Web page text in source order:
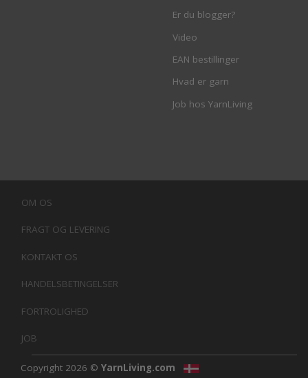
Er du blogger?
Video
EAN bestillinger
Hvad er garn
Job hos YarnLiving
OM OS
FRAGT OG LEVERING
KONTAKT OS
HANDELSBETINGELSER
FORTROLIGHED
JOB
Copyright 2026 © YarnLiving.com